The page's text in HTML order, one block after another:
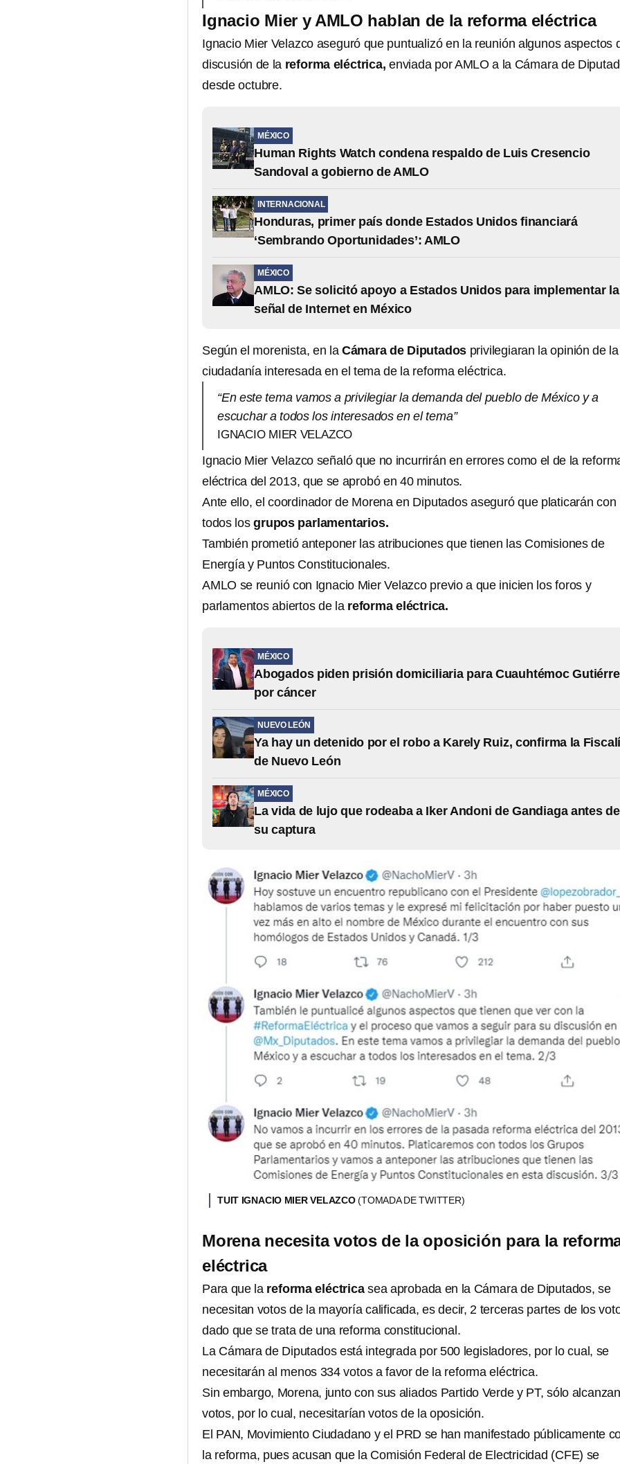
Ignacio Mier y AMLO hablan de la reforma eléctrica
Ignacio Mier Velazco aseguró que puntualizó en la reunión algunos aspectos
discusión de la reforma eléctrica, enviada por AMLO a la Cámara de
desde octubre.
MÉXICO
Human Rights Watch condena respaldo de Luis Cresencio
Sandoval a gobierno de AMLO
INTERNACIONAL
Honduras, primer país donde Estados Unidos financiará
‘Sembrando Oportunidades’: AMLO
MÉXICO
AMLO: Se solicitó apoyo a Estados Unidos para implementar la
señal de Internet en México
Según el morenista, en laCámara de Diputados privilegiaran la opinión de la
ciudadanía interesada en el tema de la reforma eléctrica.
“En este tema vamos a privilegiar la demanda del pueblo de México y a
escuchar a todos los interesados en el tema”
IGNACIO MIER VELAZCO
Ignacio Mier Velazco señaló que no incurrirán en errores como el de la
eléctrica del 2013, que se aprobó en 40 minutos.
Ante ello, el coordinador de Morena en Diputados aseguró que platicarán con
todos losgrupos parlamentarios.
También prometió anteponer las atribuciones que tienen las Comisiones de
Energía y Puntos Constitucionales.
AMLO se reunió con Ignacio Mier Velazco previo a que inicien los foros y
parlamentos abiertos de la reforma eléctrica.
MÉXICO
Abogados piden prisión domiciliaria para Cuauhtémoc
por cáncer
NUEVO LEÓN
Ya hay un detenido por el robo a Karely Ruiz, confirma la
de Nuevo León
MÉXICO
La vida de lujo que rodeaba a Iker Andoni de Gandiaga antes de
su captura
TUIT IGNACIO MIER VELAZCO(TOMADA DE TWITTER)
Morena necesita votos de la oposición para la
eléctrica
Para que la reforma eléctricasea aprobada en la Cámara de Diputados, se
necesitan votos de la mayoría calificada, es decir, 2 terceras partes de los
dado que se trata de una reforma constitucional.
La Cámara de Diputados está integrada por 500 legisladores, por lo cual, se
necesitarán al menos 334 votos a favor de la reforma eléctrica.
Sin embargo, Morena, junto con sus aliados Partido Verde y PT, sólo
votos, por lo cual, necesitarían votos de la oposición.
El PAN, Movimiento Ciudadano y el PRD se han manifestado públicamente
la reforma, pues acusan que la Comisión Federal de Electricidad (CFE) se